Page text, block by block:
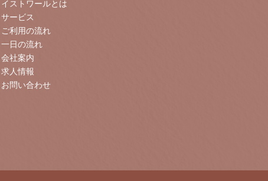
イストワールとは
サービス
ご利用の流れ
一日の流れ
会社案内
求人情報
お問い合わせ